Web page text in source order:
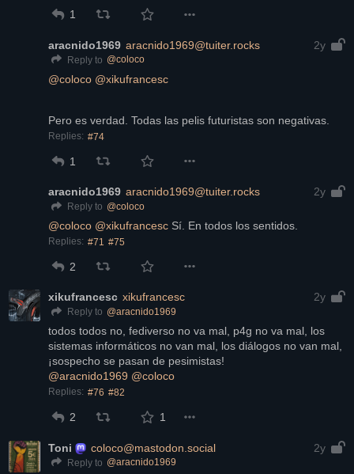
1
aracnido1969 aracnido1969@tuiter.rocks 2y
Reply to @coloco
@coloco @xikufrancesc
Pero es verdad. Todas las pelis futuristas son negativas.
Replies: #74
1
aracnido1969 aracnido1969@tuiter.rocks 2y
Reply to @coloco
@coloco @xikufrancesc Sí. En todos los sentidos.
Replies: #71 #75
2
xikufrancesc xikufrancesc 2y
Reply to @aracnido1969
todos todos no, fediverso no va mal, p4g no va mal, los
sistemas informáticos no van mal, los diálogos no van mal,
¡sospecho se pasan de pesimistas!
@aracnido1969 @coloco
Replies: #76 #82
2 1
Toni coloco@mastodon.social 2y
Reply to @aracnido1969